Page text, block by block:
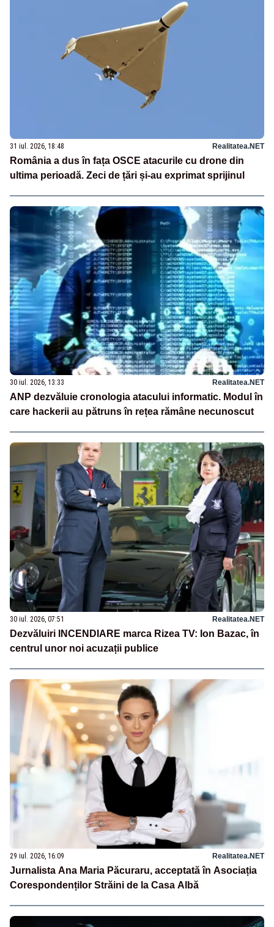
31 iul. 2026, 18:48 Realitatea.NET
România a dus în fața OSCE atacurile cu drone din
ultima perioadă. Zeci de țări și-au exprimat sprijinul
30 iul. 2026, 13:33 Realitatea.NET
ANP dezvăluie cronologia atacului informatic. Modul în
care hackerii au pătruns în rețea rămâne necunoscut
30 iul. 2026, 07:51 Realitatea.NET
Dezvăluiri INCENDIARE marca Rizea TV: Ion Bazac, în
centrul unor noi acuzații publice
29 iul. 2026, 16:09 Realitatea.NET
Jurnalista Ana Maria Păcuraru, acceptată în Asociația
Corespondenților Străini de la Casa Albă